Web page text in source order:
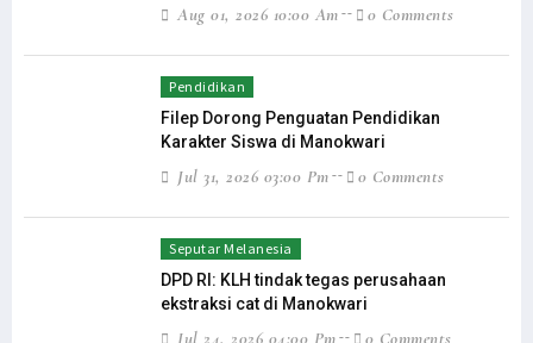
Aug 01, 2026 10:00 Am 0 Comments
Pendidikan
Filep Dorong Penguatan Pendidikan
Karakter Siswa di Manokwari
Jul 31, 2026 03:00 Pm 0 Comments
Seputar Melanesia
DPD RI: KLH tindak tegas perusahaan
ekstraksi cat di Manokwari
Jul 24, 2026 04:00 Pm 0 Comments